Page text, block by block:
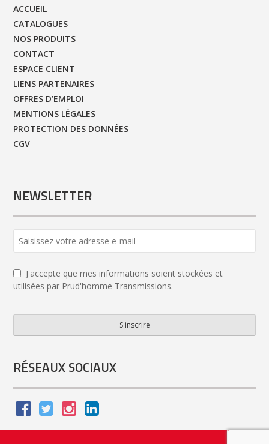
ACCUEIL
CATALOGUES
NOS PRODUITS
CONTACT
ESPACE CLIENT
LIENS PARTENAIRES
OFFRES D’EMPLOI
MENTIONS LÉGALES
PROTECTION DES DONNÉES
CGV
NEWSLETTER
J'accepte que mes informations soient stockées et
utilisées par Prud'homme Transmissions.
S'inscrire
URL *
RÉSEAUX SOCIAUX